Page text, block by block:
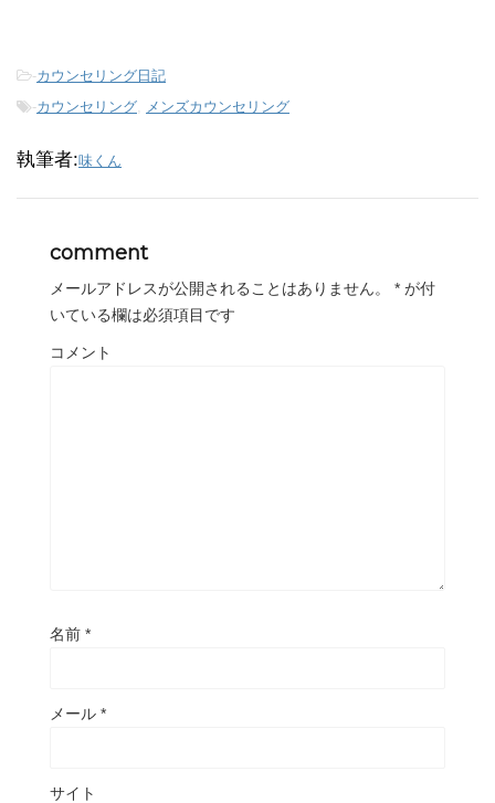
-カウンセリング日記
-カウンセリング, メンズカウンセリング
執筆者:味くん
comment
メールアドレスが公開されることはありません。 * が付
いている欄は必須項目です
コメント
名前 *
メール *
サイト